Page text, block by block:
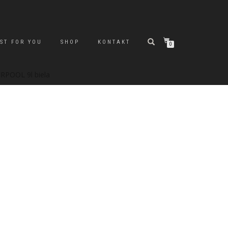
FOR YOU SHOP KONTAKT 0